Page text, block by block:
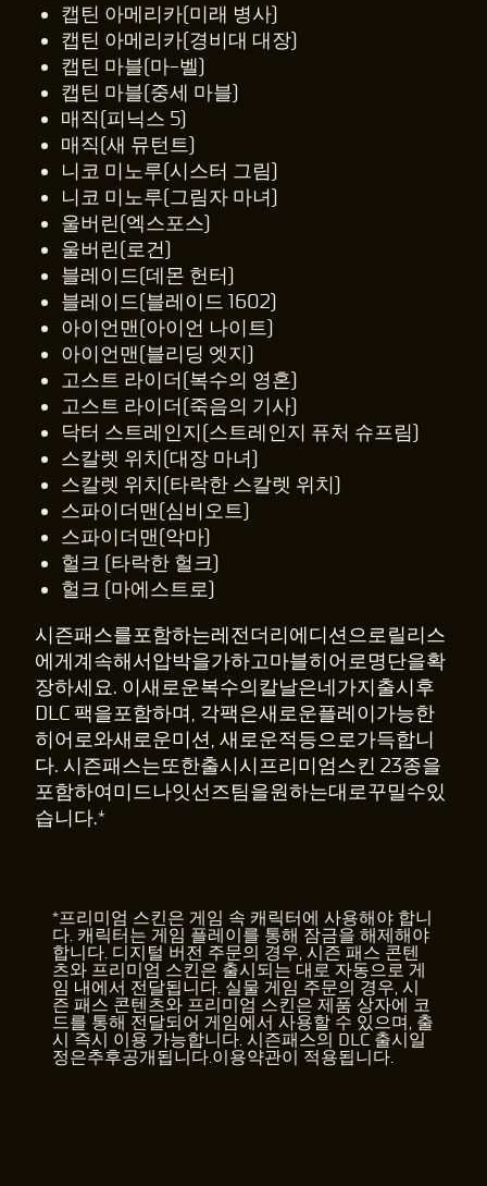
캡틴 아메리카(미래 병사)
캡틴 아메리카(경비대 대장)
캡틴 마블(마-벨)
캡틴 마블(중세 마블)
매직(피닉스 5)
매직(새 뮤턴트)
니코 미노루(시스터 그림)
니코 미노루(그림자 마녀)
울버린(엑스포스)
울버린(로건)
블레이드(데몬 헌터)
블레이드(블레이드 1602)
아이언맨(아이언 나이트)
아이언맨(블리딩 엣지)
고스트 라이더(복수의 영혼)
고스트 라이더(죽음의 기사)
닥터 스트레인지(스트레인지 퓨처 슈프림)
스칼렛 위치(대장 마녀)
스칼렛 위치(타락한 스칼렛 위치)
스파이더맨(심비오트)
스파이더맨(악마)
헐크 (타락한 헐크)
헐크 (마에스트로)
시즌패스를포함하는레전더리에디션으로릴리스
에게계속해서압박을가하고마블히어로명단을확
장하세요. 이새로운복수의칼날은네가지출시후
DLC 팩을포함하며, 각팩은새로운플레이가능한
히어로와새로운미션, 새로운적등으로가득합니
다. 시즌패스는또한출시시프리미엄스킨 23종을
포함하여미드나잇선즈팀을원하는대로꾸밀수있
습니다.*
*프리미엄 스킨은 게임 속 캐릭터에 사용해야 합니
다. 캐릭터는 게임 플레이를 통해 잠금을 해제해야
합니다. 디지털 버전 주문의 경우, 시즌 패스 콘텐
츠와 프리미엄 스킨은 출시되는 대로 자동으로 게
임 내에서 전달됩니다. 실물 게임 주문의 경우, 시
즌 패스 콘텐츠와 프리미엄 스킨은 제품 상자에 코
드를 통해 전달되어 게임에서 사용할 수 있으며, 출
시 즉시 이용 가능합니다. 시즌패스의 DLC 출시일
정은추후공개됩니다.이용약관이 적용됩니다.